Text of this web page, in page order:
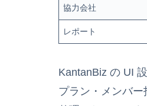
協力会社
レポート
KantanBiz の UI
プラン・メンバ